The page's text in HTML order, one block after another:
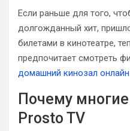
Если раньше для того,
долгожданный хит,
билетами в кинотеатре,
предпочитает смотреть
домашний кинозал онлайн
Почему
Prosto TV